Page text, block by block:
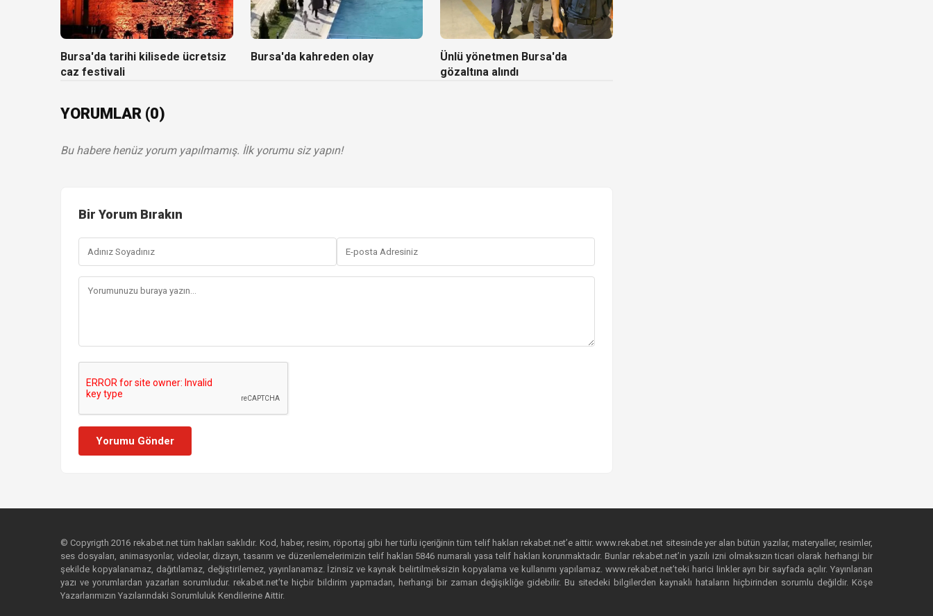
Bursa'da tarihi kilisede ücretsiz
caz festivali
Bursa'da kahreden olay
Ünlü yönetmen Bursa'da
gözaltına alındı
YORUMLAR (0)
Bu habere henüz yorum yapılmamış. İlk yorumu siz yapın!
Bir Yorum Bırakın
Yorumu Gönder
© Copyrigth 2016 rekabet.net tüm hakları saklıdır. Kod, haber, resim, röportaj gibi her türlü içeriğinin tüm telif hakları rekabet.net’e aittir. www.rekabet.net sitesinde yer alan bütün yazılar, materyaller, resimler,
ses dosyaları, animasyonlar, videolar, dizayn, tasarım ve düzenlemelerimizin telif hakları 5846 numaralı yasa telif hakları korunmaktadır. Bunlar rekabet.net’in yazılı izni olmaksızın ticari olarak herhangi bir
şekilde kopyalanamaz, dağıtılamaz, değiştirilemez, yayınlanamaz. İzinsiz ve kaynak belirtilmeksizin kopyalama ve kullanımı yapılamaz. www.rekabet.net’teki harici linkler ayrı bir sayfada açılır. Yayınlanan
yazı ve yorumlardan yazarları sorumludur. rekabet.net’te hiçbir bildirim yapmadan, herhangi bir zaman değişikliğe gidebilir. Bu sitedeki bilgilerden kaynaklı hataların hiçbirinden sorumlu değildir. Köşe
Yazarlarımızın Yazılarındaki Sorumluluk Kendilerine Aittir.